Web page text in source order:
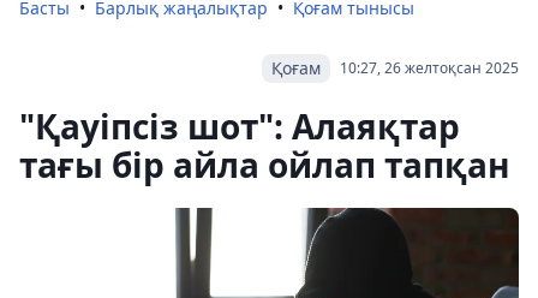
Басты Барлық жаңалықтар Қоғам тынысы
10:27, 26 желтоқсан 2025
Қоғам
"Қауіпсіз шот": Алаяқтар
тағы бір айла ойлап тапқан